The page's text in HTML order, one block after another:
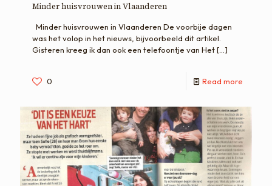
Minder huisvrouwen in Vlaanderen
Minder huisvrouwen in Vlaanderen De voorbije dagen
was het volop in het nieuws, bijvoorbeeld dit artikel.
Gisteren kreeg ik dan ook een telefoontje van Het[…]
0 Read more